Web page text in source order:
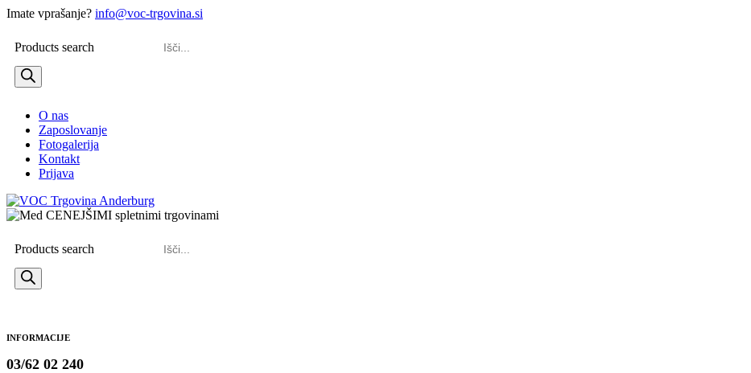
Imate vprašanje? info@voc-trgovina.si
Products search
O nas
Zaposlovanje
Fotogalerija
Kontakt
Prijava
Products search
INFORMACIJE
03/62 02 240